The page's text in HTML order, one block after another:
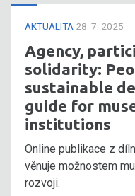
AKTUALITA 28. 7. 2025
Agency,
solidarity:
sustainable
guide for
institutions
Online publikace z
věnuje možnostem
rozvoji.